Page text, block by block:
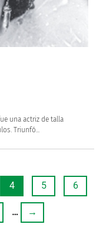
una actriz de talla
Triunfó...
4 5 6
… →